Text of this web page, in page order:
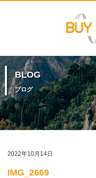
BLOG
ブログ
2022年10月14日
IMG_2669